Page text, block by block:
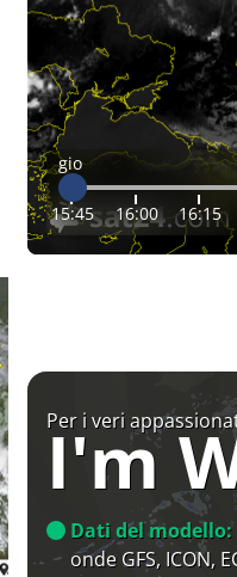
gio
15:45 16:00 16:15
Per i veri
I'm
Dati del modello:
onde GFS, ICON,